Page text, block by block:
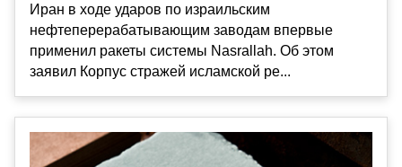
Иран в ходе ударов по израильским
нефтеперерабатывающим заводам впервые
применил ракеты системы Nasrallah. Об этом
заявил Корпус стражей исламской ре...